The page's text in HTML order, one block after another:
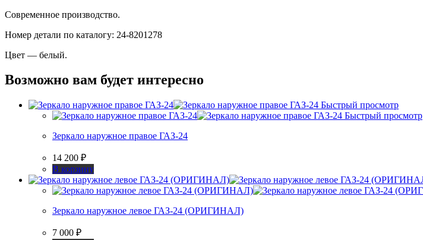
Современное производство.
Номер детали по каталогу: 24-8201278
Цвет — белый.
Возможно вам будет интересно
Быстрый просмотр
Быстрый просмотр
Зеркало наружное правое ГАЗ-24
14 200 ₽
В корзину
Зеркало наружное левое ГАЗ-24 (ОРИГИНАЛ)
7 000 ₽